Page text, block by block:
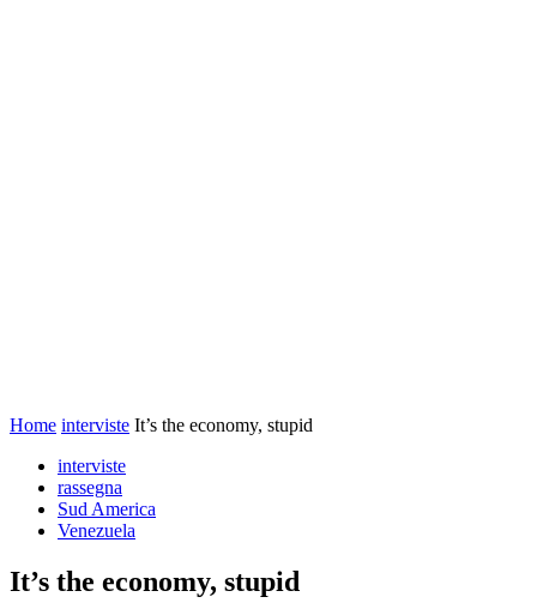
Home interviste It’s the economy, stupid
interviste
rassegna
Sud America
Venezuela
It’s the economy, stupid